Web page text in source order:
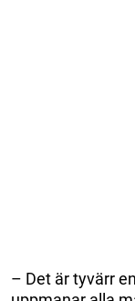
– Det är tyvärr